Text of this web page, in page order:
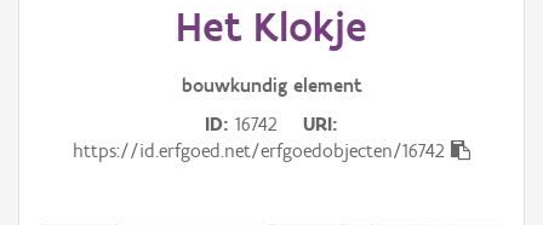
Het Klokje
bouwkundig element
ID 16742
URI
https://id.erfgoed.net/erfgoedobjecten/16742